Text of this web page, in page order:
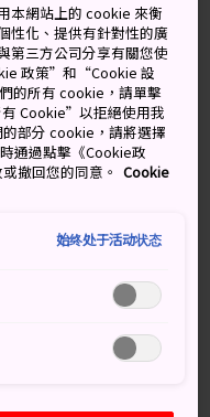
Okinawa-ken
感人至深的
綿延一公里的美麗沙
本網站上的 cookie 來衡
性化、提供有針對性的廣
第三方公司分享有關您使
政策”和“Cookie 設
的所有 cookie，請單擊
Cookie”以拒絕使用我
部分 cookie，請將選擇
通過點擊《Cookie政
撤回您的同意。 Cookie
始终处于活动状态